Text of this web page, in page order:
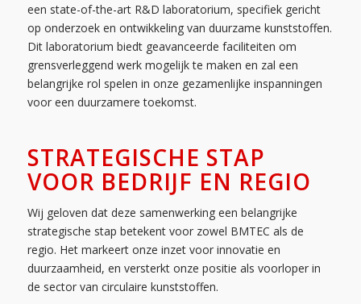
een state-of-the-art R&D laboratorium, specifiek gericht
op onderzoek en ontwikkeling van duurzame kunststoffen.
Dit laboratorium biedt geavanceerde faciliteiten om
grensverleggend werk mogelijk te maken en zal een
belangrijke rol spelen in onze gezamenlijke inspanningen
voor een duurzamere toekomst.
STRATEGISCHE STAP
VOOR BEDRIJF EN REGIO
Wij geloven dat deze samenwerking een belangrijke
strategische stap betekent voor zowel BMTEC als de
regio. Het markeert onze inzet voor innovatie en
duurzaamheid, en versterkt onze positie als voorloper in
de sector van circulaire kunststoffen.